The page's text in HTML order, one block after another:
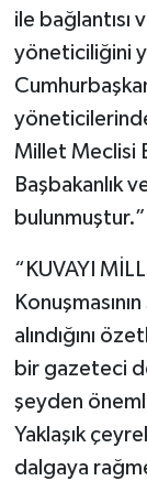
ile bağlantısı
yöneticiliğini
Millet Meclisi
Başbakanlık
bulunmuştur.”
“KUVAYI
alındığını
bir gazeteci
şeyden
Yaklaşık
dalgaya